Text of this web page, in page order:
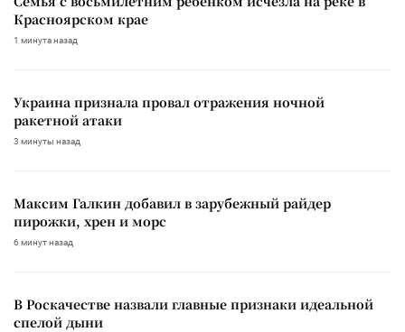
Красноярском крае
1 минута назад
Украина признала провал отражения ночной
ракетной атаки
3 минуты назад
Максим Галкин добавил в зарубежный райдер
пирожки, хрен и морс
6 минут назад
В Роскачестве назвали главные признаки идеальной
спелой дыни